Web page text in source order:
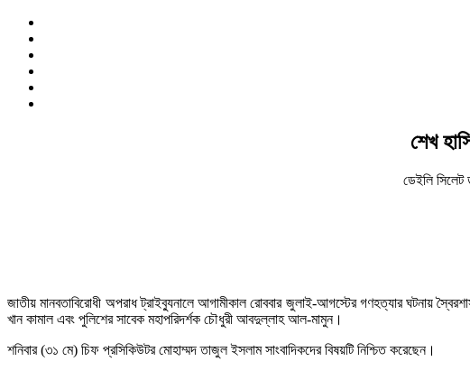
শেখ
ডেইলি
জাতীয় মানবতাবিরোধী অপরাধ ট্রাইব্যুনালে আগামীকাল রোববার জুলাই-আগস্টের গণহত্যার ঘটনায়
খান কামাল এবং পুলিশের সাবেক মহাপরিদর্শক চৌধুরী আবদুল্লাহ আল-মামুন।
শনিবার (৩১ মে) চিফ প্রসিকিউটর মোহাম্মদ তাজুল ইসলাম সাংবাদিকদের বিষয়টি নিশ্চিত করেছেন।